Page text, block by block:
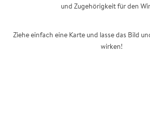
und Zugehörigkeit für den
Ziehe einfach eine Karte und lasse das Bild
wirken!